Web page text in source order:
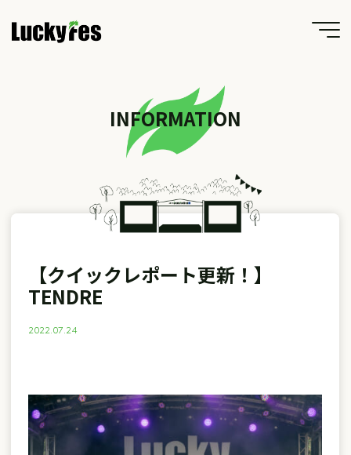
INFORMATION
【クイックレポート更新！】
TENDRE
2022.07.24